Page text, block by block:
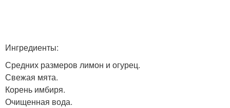
Ингредиенты:
Средних размеров лимон и огурец.
Свежая мята.
Корень имбиря.
Очищенная вода.